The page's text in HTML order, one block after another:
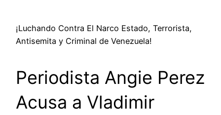
¡Luchando Contra El Narco Estado, Terrorista,
Antisemita y Criminal de Venezuela!
Periodista Angie Perez
Acusa a Vladimir